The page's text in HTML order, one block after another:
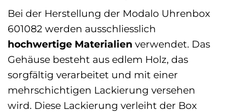
Bei der Herstellung der Modalo Uhrenbox
601082 werden ausschliesslich
hochwertige Materialien verwendet. Das
Gehäuse besteht aus edlem Holz, das
sorgfältig verarbeitet und mit einer
mehrschichtigen Lackierung versehen
wird. Diese Lackierung verleiht der Box